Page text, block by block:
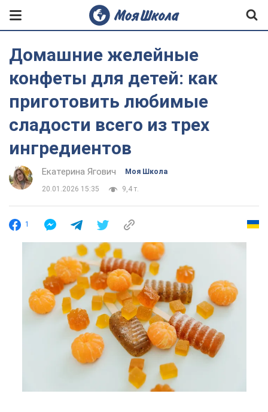
Домашние желейные
конфеты для детей: как
приготовить любимые
сладости всего из трех
ингредиентов
Екатерина Ягович Моя Школа
20.01.2026 15:35 9,4 т.
1